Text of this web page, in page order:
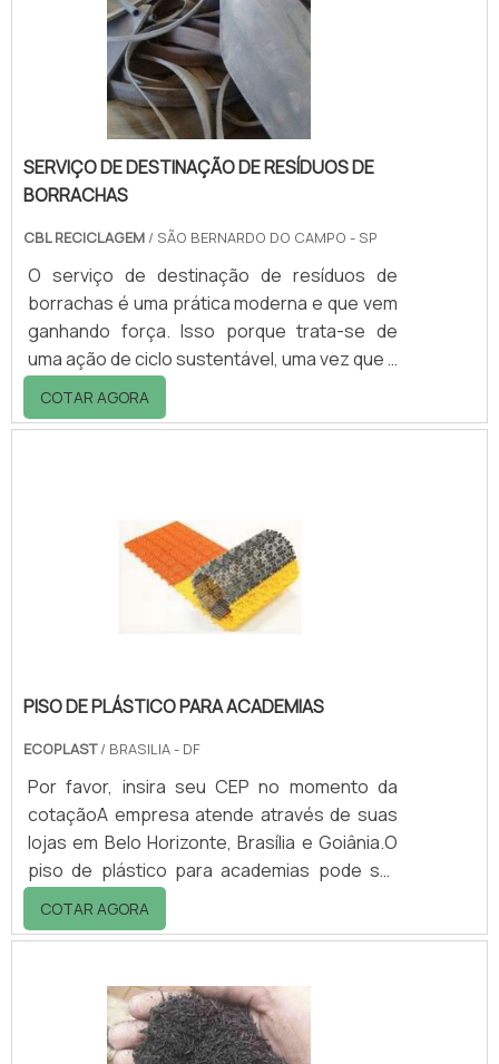
SERVIÇO DE DESTINAÇÃO DE RESÍDUOS DE
BORRACHAS
CBL RECICLAGEM / SÃO BERNARDO DO CAMPO - SP
O serviço de destinação de resíduos de
borrachas é uma prática moderna e que vem
ganhando força. Isso porque trata-se de
uma ação de ciclo sustentável, uma vez que a
empresa que realiza a destinação dos
resíduos de borracha tem a oportunidade de
o preço praticado é interessante para ela. O
SERVIÇO TEM UM PROFUNDO VIÉS
ECOLÓGICOAfora essas questões práticas,
COTAR AGORA
PISO DE PLÁSTICO PARA ACADEMIAS
ECOPLAST/ BRASILIA - DF
Por favor, insira seu CEP no momento da
cotaçãoA empresa atende através de suas
lojas em Belo Horizonte, Brasília e Goiânia.O
piso de plástico para academias pode ser
usado como pallet, ou estrado, estando
presente em diversos ambientes
comercializa o piso de plástico com as
seguintes dimensões: - 24,3x12x1,7 cm -
30x30x1,3 cm - 25x50x3 cm - 50x50x3 cm -
COTAR AGORA